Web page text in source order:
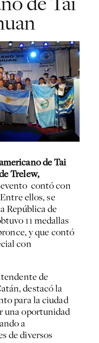
de Tai
Trelew,
contó con
ellos, se
República de
11 medallas
y que contó
con
de
destacó la
para la ciudad
una oportunidad
a
de diversos